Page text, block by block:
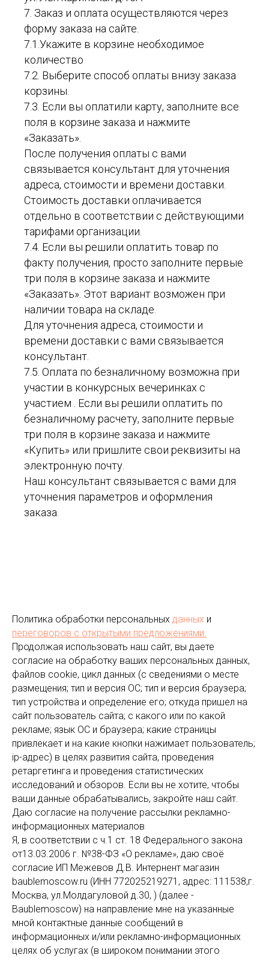
7. Заказ и оплата осуществляются через
форму заказа на сайте.
7.1.Укажите в корзине необходимое
количество
7.2. Выберите способ оплаты внизу заказа
корзины.
7.3. Если вы оплатили карту, заполните все
поля в корзине заказа и нажмите
«Заказать».
После получения оплаты с вами
связывается консультант для уточнения
адреса, стоимости и времени доставки.
Стоимость доставки оплачивается
отдельно в соответствии с действующими
тарифами организации.
7.4. Если вы решили оплатить товар по
факту получения, просто заполните первые
три поля в корзине заказа и нажмите
«Заказать». Этот вариант возможен при
наличии товара на складе.
Для уточнения адреса, стоимости и
времени доставки с вами связывается
консультант.
7.5. Оплата по безналичному возможна при
участии в конкурсных вечеринках с
участием . Если вы решили оплатить по
безналичному расчету, заполните первые
три поля в корзине заказа и нажмите
«Купить» или пришлите свои реквизиты на
электронную почту.
Наш консультант связывается с вами для
уточнения параметров и оформления
заказа.
Политика обработки персональных данных и
переговоров с открытыми предложениями.
Продолжая использовать наш сайт, вы даете
согласие на обработку ваших персональных данных,
файлов cookie, цикл данных (с сведениями о месте
размещения; тип и версия ОС; тип и версия браузера;
тип устройства и определение его; откуда пришел на
сайт пользователь сайта; с какого или по какой
рекламе; язык ОС и браузера; какие страницы
привлекает и на какие кнопки нажимает пользователь;
ip-адрес) в целях развития сайта, проведения
ретаргетинга и проведения статистических
исследований и обзоров. Если вы не хотите, чтобы
ваши данные обрабатывались, закройте наш сайт.
Даю согласие на получение рассылки рекламно-
информационных материалов
Я, в соответствии с ч.1 ст. 18 Федерального закона
от13.03.2006 г. №38-ФЗ «О рекламе», даю своё
согласие ИП Межевов Д.В. Интернент магазин
baublemoscow.ru (ИНН 772025219271, адрес: 111538,г.
Москва, ул.Молдагуловой д.30, ) (далее -
Baublemoscow) на направление мне на указанные
мной контактные данные сообщений в
информационных и/или рекламно-информационных
целях об услугах (в широком понимании этого